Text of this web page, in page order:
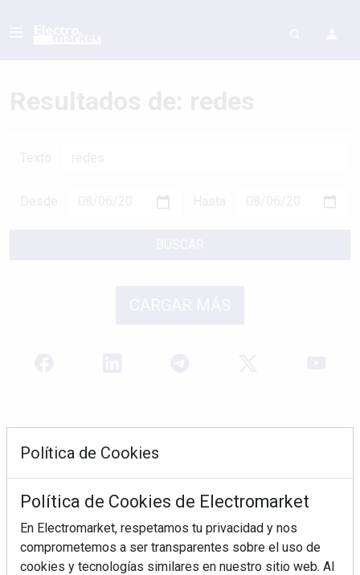
REVISTA 378
Política de Cookies
Política de Cookies de Electromarket
En Electromarket, respetamos tu privacidad y nos
comprometemos a ser transparentes sobre el uso de
cookies y tecnologías similares en nuestro sitio web. Al